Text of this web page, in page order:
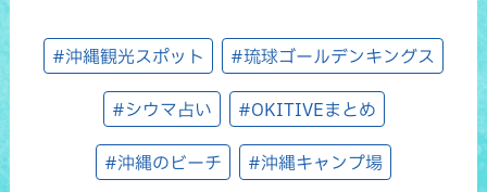
#沖縄観光スポット #琉球ゴールデンキングス
#シウマ占い #OKITIVEまとめ
#沖縄のビーチ #沖縄キャンプ場